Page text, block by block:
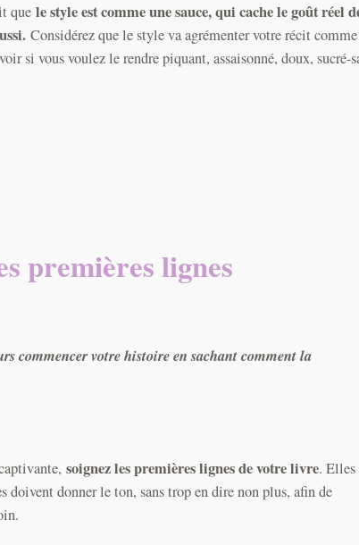
quele style est comme une sauce, qui cache le goût réel
Considérez que le style va agrémenter votre récit
si vous voulez le rendre piquant, assaisonné, doux, sucré-
premières lignes
commencer votre histoire en sachant comment la
soignez les premières lignes de votre livre.
doivent donner le ton, sans trop en dire non plus, afin de